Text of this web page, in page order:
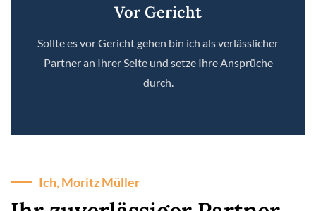
Vor Gericht
Sollte es vor Gericht gehen bin ich als verlässlicher
Partner an Ihrer Seite und setze Ihre Ansprüche
durch.
Ich, Moritz Müller